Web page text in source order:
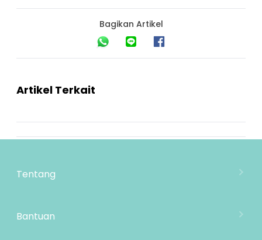
Bagikan Artikel
Artikel Terkait
Tentang
Lokasi Toko
Bantuan